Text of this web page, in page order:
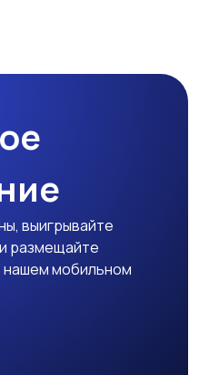
выигрывайте
размещайте
нашем мобильном